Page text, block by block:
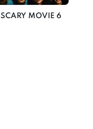
SCARY MOVIE 6